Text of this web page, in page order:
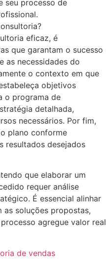
seu processo de
eficaz, é
que garantam o sucesso
as necessidades do
o contexto em que
objetivos
o programa de
detalhada,
necessários. Por fim,
plano conforme
resultados desejados
que elaborar um
requer análise
É essencial alinhar
soluções propostas,
agregue valor real
de vendas